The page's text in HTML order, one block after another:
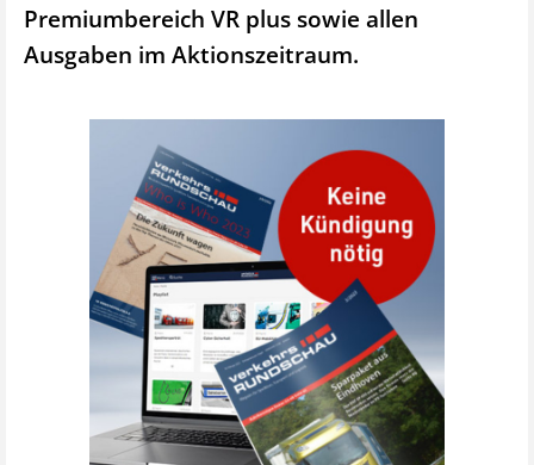
Premiumbereich VR plus sowie allen
Ausgaben im Aktionszeitraum.